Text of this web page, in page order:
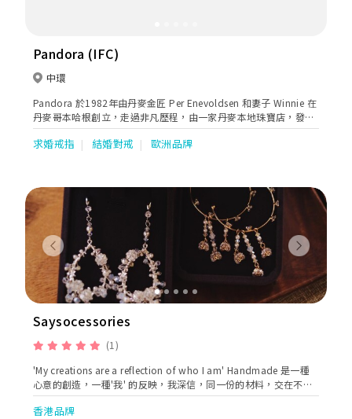
Pandora (IFC)
中環
Pandora 於1982年由丹麥金匠 Per Enevoldsen 和妻子 Winnie 在
丹麥哥本哈根創立，走過非凡歷程，由一家丹麥本地珠寶店，發展
成今日規模全球數一數二的珠寶品牌。
求婚戒指 結婚對戒 歐洲品牌
Previous Next
Saysocessories
(1)
'My creations are a reflection of who I am' Handmade 是一種
心意的創造，一種'我' 的反映，我深信，同一份的材料，交在不同
的創作人的手中，作品不可能是一樣的。
香港品牌